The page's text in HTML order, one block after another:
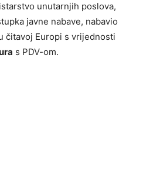
unutarnjih poslova,
javne nabave, nabavio
čitavoj Europi s vrijednosti
s PDV-om.